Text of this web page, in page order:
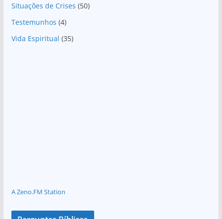
Situações de Crises (50)
Testemunhos (4)
Vida Espiritual (35)
A Zeno.FM Station